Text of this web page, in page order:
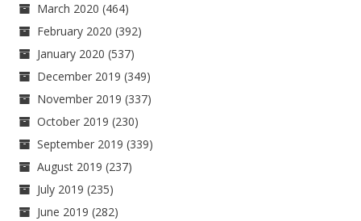
March 2020 (464)
February 2020 (392)
January 2020 (537)
December 2019 (349)
November 2019 (337)
October 2019 (230)
September 2019 (339)
August 2019 (237)
July 2019 (235)
June 2019 (282)